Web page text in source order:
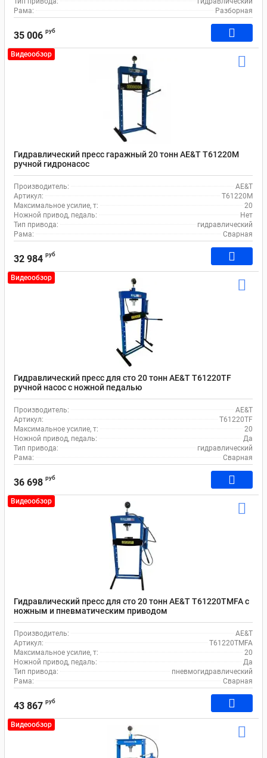
Рама:
Разборная
35 006 руб
Видеообзор
Гидравлический пресс гаражный 20 тонн AE&T Т61220M
ручной гидронасос
Производитель:
AE&T
Артикул:
Т61220M
Максимальное усилие, т:
20
Ножной привод, педаль:
Нет
Тип привода:
гидравлический
Рама:
Сварная
32 984 руб
Видеообзор
Гидравлический пресс для сто 20 тонн AE&T T61220TF
ручной насос с ножной педалью
Производитель:
AE&T
Артикул:
T61220TF
Максимальное усилие, т:
20
Ножной привод, педаль:
Да
Тип привода:
гидравлический
Рама:
Сварная
36 698 руб
Видеообзор
Гидравлический пресс для сто 20 тонн AE&T T61220TMFA с
ножным и пневматическим приводом
Производитель:
AE&T
Артикул:
T61220TMFA
Максимальное усилие, т:
20
Ножной привод, педаль:
Да
Тип привода:
пневмогидравлический
Рама:
Сварная
43 867 руб
Видеообзор